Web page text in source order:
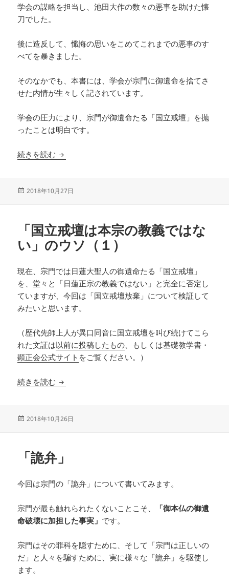
学会の謀略を担当し、池田大作の数々の悪事を助けた懐
刀でした。
後に造反して、懺悔の思いをこめてこれまでの悪事のす
べてを暴きました。
そのなかでも、本書には、学会が宗門に御遺命を捨てさ
せた内情が生々しく記されています。
学会の圧力により、宗門が御遺命たる「国立戒壇」を抛
ったことは明白です。
続きを読む 「国立戒壇は本宗の教義ではない」のウソ（２）
投
2018年10月27日
「国立戒壇は本宗の教義ではな
い」のウソ（１）
現在、宗門では日蓮大聖人の御遺命たる「国立戒壇」
を、堂々と「日蓮正宗の教義ではない」と完全に否定し
ていますが、今回は「国立戒壇放棄」について検証して
みたいと思います。
（歴代先師上人が異口同音に国立戒壇を叫び続けてこら
れた文証は以前に投稿したもの 、もしくは基礎教学書・
顕正会公式サイト をご覧ください。）
続きを読む 「国立戒壇は本宗の教義ではない」のウソ（１）
投
2018年10月26日
「詭弁」
今回は宗門の「詭弁」について書いてみます。
宗門が最も触れられたくないことこそ、
「御本仏の御遺
命破壊に加担した事実」 です。
宗門はその罪科を隠すために、そして「宗門は正しいの
だ」と人々を騙すために、実に様々な「詭弁」を駆使し
ます。